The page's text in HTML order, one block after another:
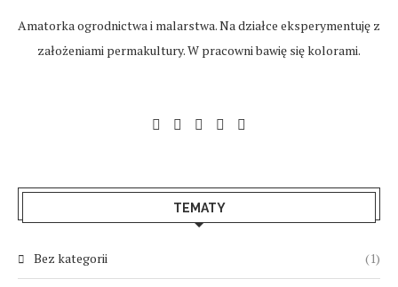
Amatorka ogrodnictwa i malarstwa. Na działce eksperymentuję z
założeniami permakultury. W pracowni bawię się kolorami.
TEMATY
Bez kategorii (1)